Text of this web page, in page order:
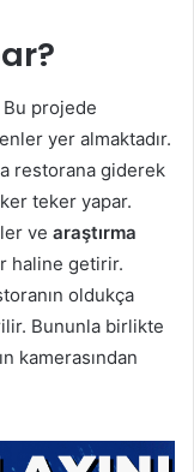
Bu projede
yer almaktadır.
restorana giderek
teker yapar.
ve araştırma
haline getirir.
oldukça
Bununla birlikte
kamerasından